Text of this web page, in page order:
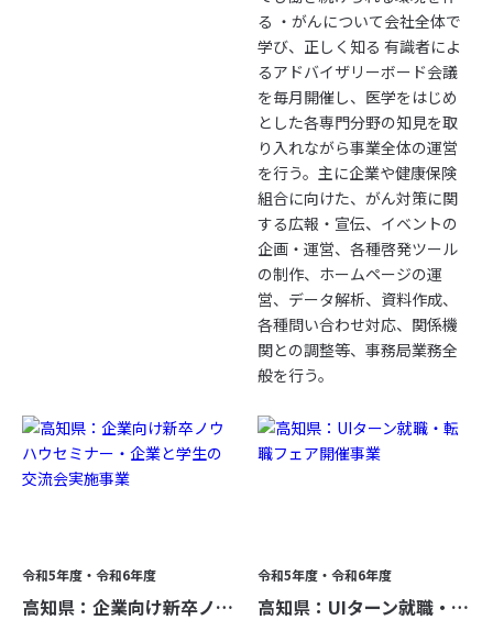
る ・がんについて会社全体で
学び、正しく知る 有識者によ
るアドバイザリーボード会議
を毎月開催し、医学をはじめ
とした各専門分野の知見を取
り入れながら事業全体の運営
を行う。主に企業や健康保険
組合に向けた、がん対策に関
する広報・宣伝、イベントの
企画・運営、各種啓発ツール
の制作、ホームページの運
営、データ解析、資料作成、
各種問い合わせ対応、関係機
関との調整等、事務局業務全
般を行う。
令和5年度・令和6年度
高知県：企業向け新卒ノウハウセミナー・企業と学生の交流会実施事業
令和5年度・令和6年度
高知県：UIターン就職・転職フェア開催事業